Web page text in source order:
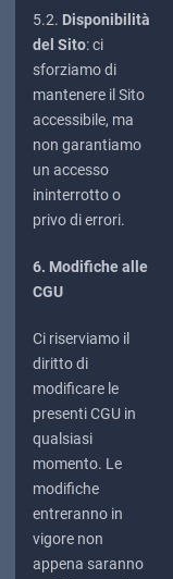
5.2. Disponibilità
del Sito: ci
sforziamo di
mantenere il Sito
accessibile, ma
non garantiamo
un accesso
ininterrotto o
privo di errori.
6. Modifiche alle
CGU
Ci riserviamo il
diritto di
modificare le
presenti CGU in
qualsiasi
momento. Le
modifiche
entreranno in
vigore non
appena saranno